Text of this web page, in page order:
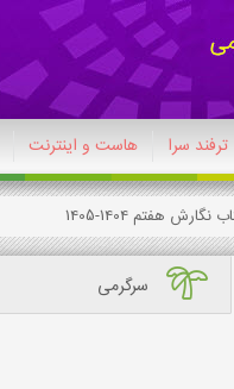
ترفند سرا هاست و اینترنت
هفتم 1404-1405
سرگرمی